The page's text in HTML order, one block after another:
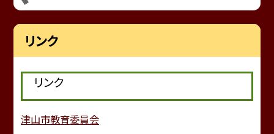
リンク
リンク
津山市教育委員会